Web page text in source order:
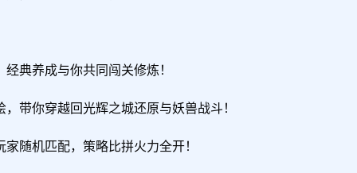
典养成与你共同闯关修炼！
带你穿越回光辉之城还原与妖兽战斗！
随机匹配，策略比拼火力全开！